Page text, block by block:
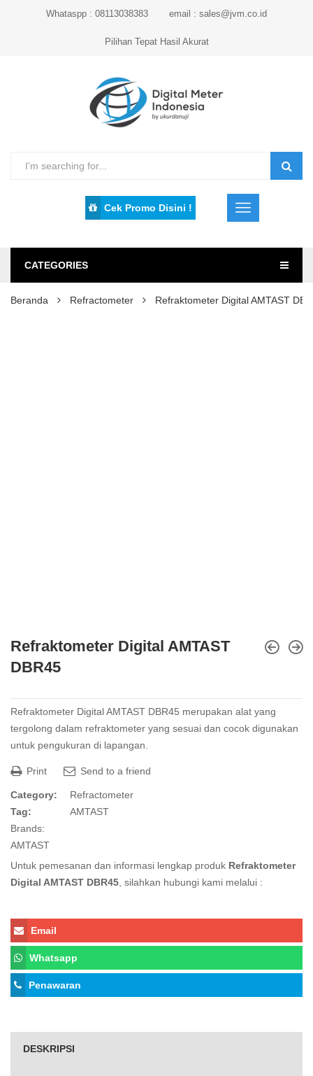
Whataspp : 08113038383 email : sales@jvm.co.id
Pilihan Tepat Hasil Akurat
Cek Promo Disini !
CATEGORIES
Beranda Refractometer Refraktometer Digital AMTAST
Refraktometer Digital AMTAST
DBR45
Refraktometer Digital AMTAST DBR45 merupakan alat yang
tergolong dalam refraktometer yang sesuai dan cocok digunakan
untuk pengukuran di lapangan.
Print Send to a friend
Category:
Refractometer
Tag:
AMTAST
Brands:
AMTAST
Untuk pemesanan dan informasi lengkap produk Refraktometer
Digital AMTAST DBR45 , silahkan hubungi kami melalui :
Email
Whatsapp
Penawaran
DESKRIPSI